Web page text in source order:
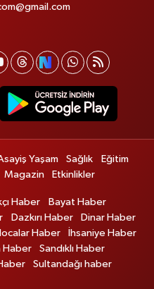
Yaşam Sağlık
Eğitim
Magazin Etkinlikler
Haber
Bayat Haber
Dazkırı Haber
Dinar Haber
Haber
İhsaniye Haber
Haber
Sandıklı Haber
Sultandağı haber